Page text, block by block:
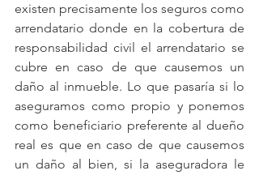
existen precisamente los seguros como
arrendatario donde en la cobertura de
responsabilidad civil el arrendatario se
cubre en caso de que causemos un
daño al inmueble. Lo que pasaría si lo
aseguramos como propio y ponemos
como beneficiario preferente al dueño
real es que en caso de que causemos
un daño al bien, si la aseguradora le